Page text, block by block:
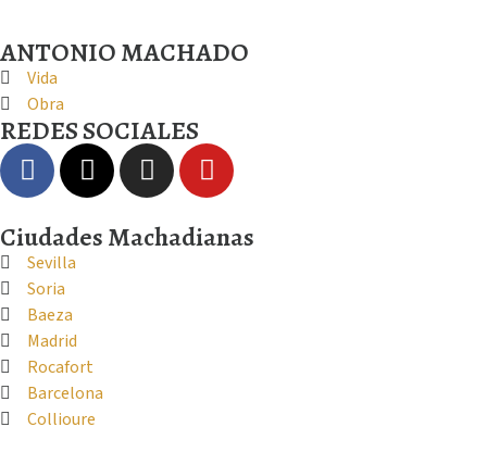
ANTONIO MACHADO
Vida
Obra
REDES SOCIALES
Ciudades Machadianas
Sevilla
Soria
Baeza
Madrid
Rocafort
Barcelona
Collioure